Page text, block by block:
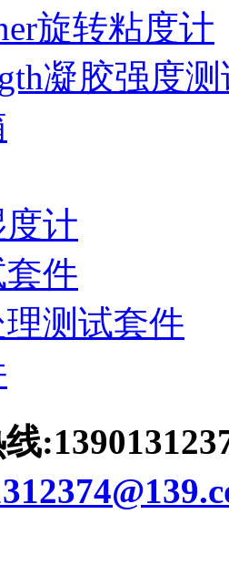
旋转粘度计
凝胶强度
计
件
测试套件